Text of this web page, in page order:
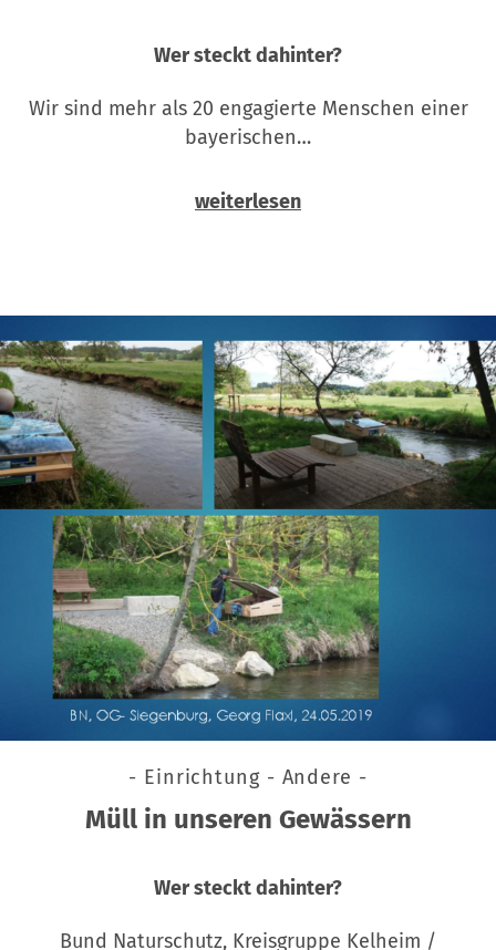
Wer steckt dahinter?
Wir sind mehr als 20 engagierte Menschen einer
bayerischen…
weiterlesen
- Einrichtung - Andere -
Müll in unseren Gewässern
Wer steckt dahinter?
Bund Naturschutz, Kreisgruppe Kelheim /